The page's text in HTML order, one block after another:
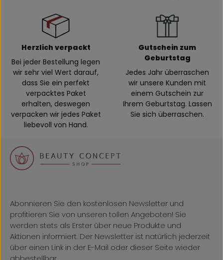
Herzlich verpackt
Bei jeder Bestellung legen
wir sehr viel Wert darauf,
dass Sie ein perfekt
verpacktes Paket
erhalten, deswegen
verpacken wir jedes Paket
liebevoll von Hand.
Gutschein zum
Geburtstag
Jedes Jahr überraschen
wir unsere Kunden mit
einem Gutschein zur
Ihrem Geburtstag. Lassen
Sie sich überraschen.
Abonnieren Sie den kostenlosen Newsletter und
profitieren Sie von unseren tollen Angeboten! Sie
werden stets als Erster über neue Produkte und
Aktionen informiert. Der Newsletter ist natürlich jederzeit
über einen Link in der E-Mail oder dieser Seite wieder